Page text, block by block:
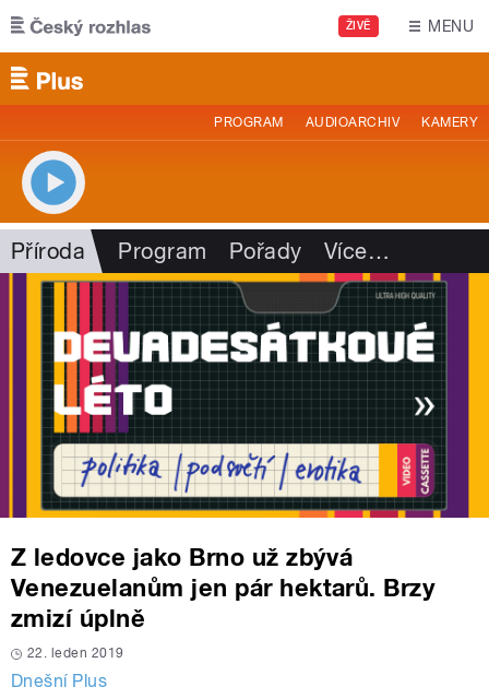
Přejít k hlavnímu obsahu
ŽIVĚ MENU
PROGRAM AUDIOARCHIV KAMERY
Příroda Program Pořady Více…
Z ledovce jako Brno už zbývá
Venezuelanům jen pár hektarů. Brzy
zmizí úplně
22. leden 2019
Dnešní Plus